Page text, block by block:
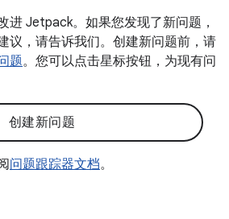
进 Jetpack。如果您发现了新问题，
议，请告诉我们。创建新问题前，请
题。您可以点击星标按钮，为现有问
创建新问题
问题跟踪器文档。